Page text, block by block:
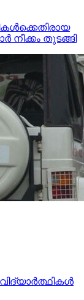
നീക്കം തുടങ്ങി